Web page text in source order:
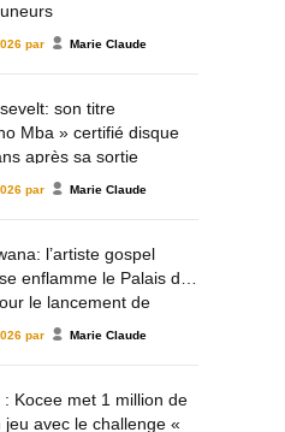
par Marie Claude
son titre
Mba » certifié disque
après sa sortie
par Marie Claude
l’artiste gospel
enflamme le Palais des
le lancement de
Talent
par Marie Claude
: Kocee met 1 million de
jeu avec le challenge «